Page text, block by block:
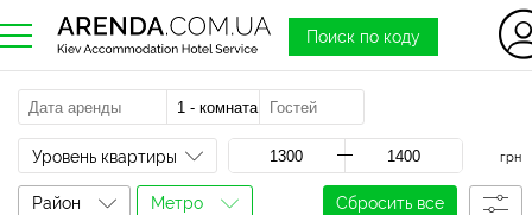
Поиск по коду
Уровень квартиры грн
Район Метро Сбросить все